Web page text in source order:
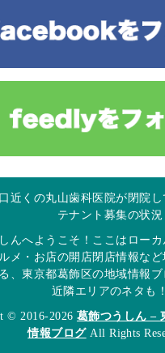
近くの丸山歯科医院が閉院
テナント募集の状況
んへようこそ！ここはロー
メ・お店の開店閉店情報な
、東京都葛飾区の地域情報
近隣エリアのネタも！
© 2016-2026 葛飾つうしん –
情報ブログAll Rights